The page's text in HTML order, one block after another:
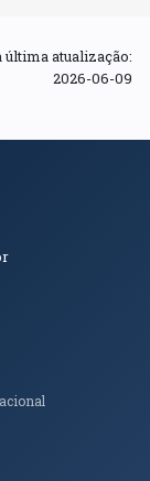
última atualização:
2026-06-09